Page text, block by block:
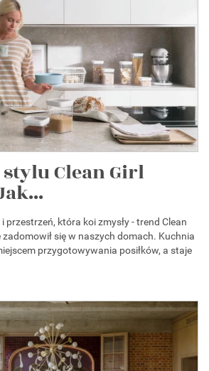
Clean Girl
przestrzeń, która koi zmysły - trend Clean
się w naszych domach. Kuchnia
przygotowywania posiłków, a staje